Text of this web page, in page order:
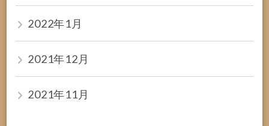
2022年1月
2021年12月
2021年11月